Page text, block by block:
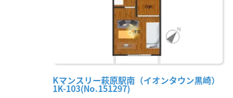
Kマンスリー萩原駅南（イオンタウン黒崎）
1K-103(No.151297)